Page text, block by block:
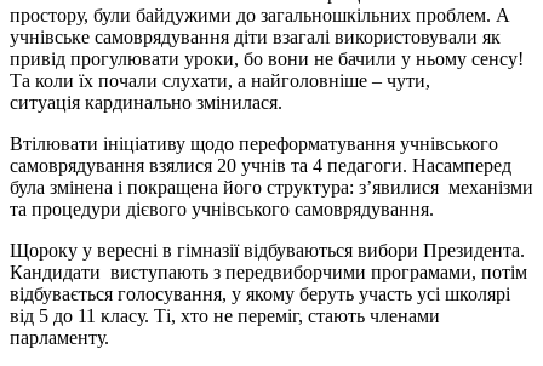
простору, були байдужими до загальношкільних проблем. А
учнівське самоврядування діти взагалі використовували як
привід прогулювати уроки, бо вони не бачили у ньому сенсу!
Та коли їх почали слухати, а найголовніше – чути,
ситуація кардинально змінилася.
Втілювати ініціативу щодо переформатування учнівського
самоврядування взялися 20 учнів та 4 педагоги. Насамперед
була змінена і покращена його структура: з’явилися механізми
та процедури дієвого учнівського самоврядування.
Щороку у вересні в гімназії відбуваються вибори Президента.
Кандидати виступають з передвиборчими програмами, потім
відбувається голосування, у якому беруть участь усі школярі
від 5 до 11 класу. Ті, хто не переміг, стають членами
парламенту.